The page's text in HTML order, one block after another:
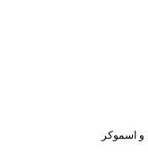
و اسموکر